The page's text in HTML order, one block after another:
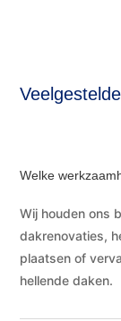
Welke
Wij houden ons
dakrenovaties,
plaatsen of
hellende daken.